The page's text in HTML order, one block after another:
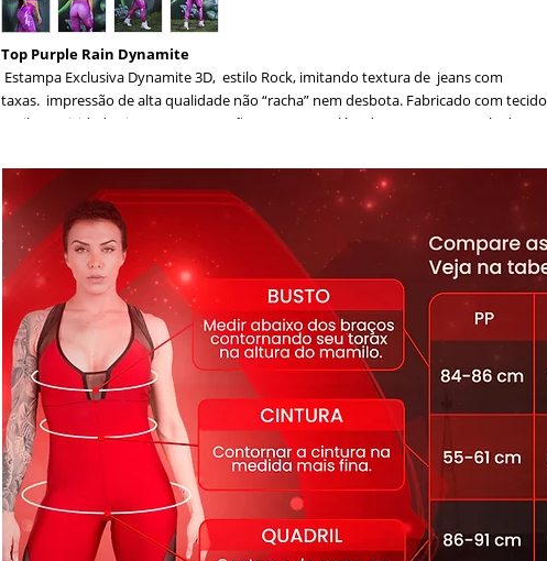
Top Purple Rain Dynamite
Estampa Exclusiva Dynamite 3D, estilo Rock, imitando textura de jeans com
taxas. impressão de alta qualidade não “racha” nem desbota. Fabricado com tecido
antibactericidade Sire®. Tem Proteção FPS 50 que além de proteger sua pele dos
durabilidade. Modelagem com alças reajustaveis .
Composição: 85% Poliéster 15% Elastano
Tamanhos P , M ,G
Cor pink , branco